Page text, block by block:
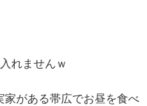
れませんｗ
がある帯広でお昼を食べ